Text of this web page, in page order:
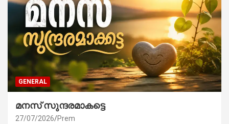
GENERAL
മനസ് സുന്ദരമാകട്ടെ
27/07/2026 Prem